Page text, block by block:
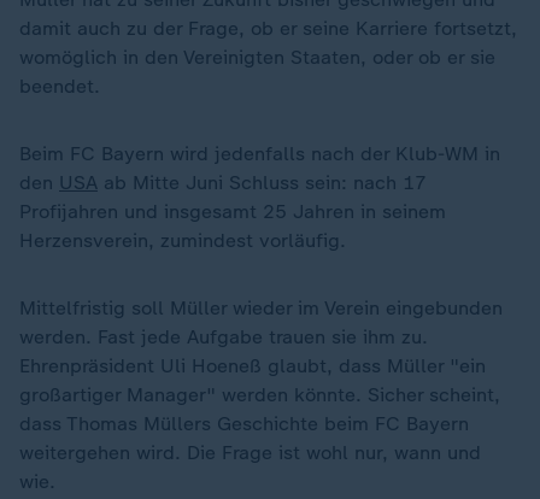
damit auch zu der Frage, ob er seine Karriere fortsetzt,
womöglich in den Vereinigten Staaten, oder ob er sie
beendet.
Beim FC Bayern wird jedenfalls nach der Klub-WM in
den USA ab Mitte Juni Schluss sein: nach 17
Profijahren und insgesamt 25 Jahren in seinem
Herzensverein, zumindest vorläufig.
Mittelfristig soll Müller wieder im Verein eingebunden
werden. Fast jede Aufgabe trauen sie ihm zu.
Ehrenpräsident Uli Hoeneß glaubt, dass Müller "ein
großartiger Manager" werden könnte. Sicher scheint,
dass Thomas Müllers Geschichte beim FC Bayern
weitergehen wird. Die Frage ist wohl nur, wann und
wie.